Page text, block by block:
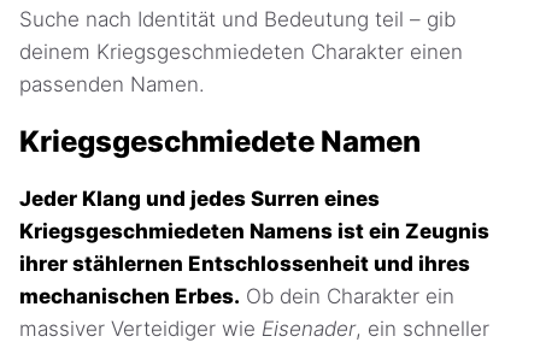
Suche nach Identität und Bedeutung teil – gib
deinem Kriegsgeschmiedeten Charakter einen
passenden Namen.
Kriegsgeschmiedete Namen
Jeder Klang und jedes Surren eines
Kriegsgeschmiedeten Namens ist ein Zeugnis
ihrer stählernen Entschlossenheit und ihres
mechanischen Erbes. Ob dein Charakter ein
massiver Verteidiger wie Eisenader, ein schneller